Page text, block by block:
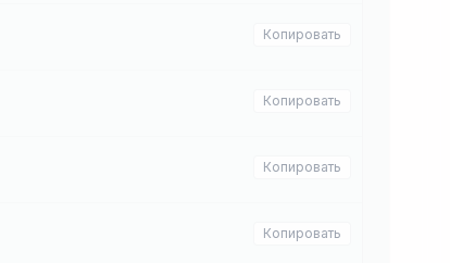
Копировать
Копировать
Копировать
Копировать